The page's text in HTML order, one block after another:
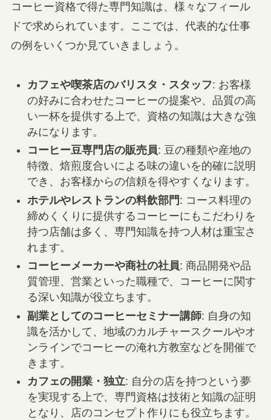
コーヒー資格で得た専門知識は、様々なフィール
ドで求められています。ここでは、代表的な仕事
の例をいくつか見ていきましょう。
カフェや喫茶店のバリスタ・スタッフ: お客様
の好みに合わせたコーヒーの提案や、品質の高
い一杯を提供する上で、資格の知識は大きな強
みになります。
コーヒー豆専門店の販売員: 豆の種類や産地の
特徴、焙煎度合いによる味の違いを的確に説明
でき、お客様からの信頼を得やすくなります。
ホテルやレストランの料飲部門 : コース料理の
締めくくりに提供するコーヒーにもこだわりを
持つ店舗は多く、専門知識を持つ人材は重宝さ
れます。
コーヒーメーカーや商社の社員: 商品開発や品
質管理、営業といった職種で、コーヒーに関す
る深い知識が役立ちます。
副業としてのコーヒーセミナー講師: 自身の知
識を活かして、地域のカルチャースクールやオ
ンラインでコーヒーの淹れ方教室などを開催で
きます。
カフェの開業・独立: 自分の店を持つという夢
を実現する上で、専門資格は技術と知識の証明
となり、店のコンセプト作りにも役立ちます。